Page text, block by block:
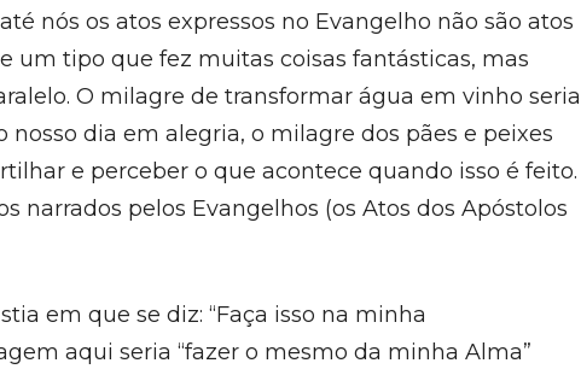
nós os atos expressos no Evangelho não são atos
um tipo que fez muitas coisas fantásticas, mas
O milagre de transformar água em vinho seria
dia em alegria, o milagre dos pães e peixes
e perceber o que acontece quando isso é feito.
narrados pelos Evangelhos (os Atos dos Apóstolos
em que se diz: “Faça isso na minha
aqui seria “fazer o mesmo da minha Alma”